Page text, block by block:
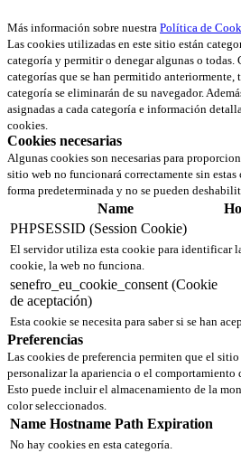
Más información sobre nuestra Política de
Las cookies utilizadas en este sitio están
categoría y permitir o denegar algunas o todas.
categorías que se han permitido anteriormente,
categoría se eliminarán de su navegador.
asignadas a cada categoría e información
cookies.
Cookies necesarias
Algunas cookies son necesarias para
sitio web no funcionará correctamente sin
forma predeterminada y no se pueden
Name
PHPSESSID (Session Cookie)
El servidor utiliza esta cookie para identificar
cookie, la web no funciona.
senefro_eu_cookie_consent (Cookie
de aceptación)
Esta cookie se necesita para saber si se han
Preferencias
Las cookies de preferencia permiten que el
personalizar la apariencia o el comportamiento
Esto puede incluir el almacenamiento de la
color seleccionados.
Name Hostname Path Expiration
No hay cookies en esta categoría.